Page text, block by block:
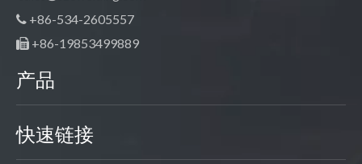
 +86-534-2605557
 +86-19853499889
产品
快速链接